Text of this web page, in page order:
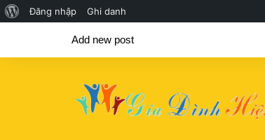
Giới
về
Đăng nhập Ghi danh
Add new post